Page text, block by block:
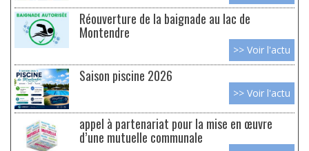
Réouverture de la baignade au lac de
Montendre
>> Voir l'actu
Saison piscine 2026
>> Voir l'actu
appel à partenariat pour la mise en œuvre
d’une mutuelle communale